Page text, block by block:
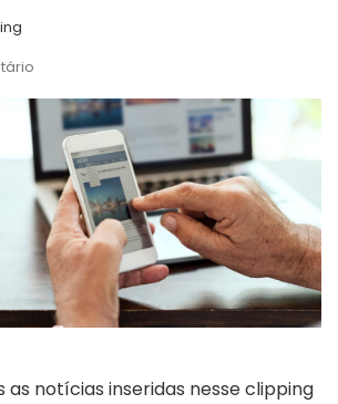
as notícias inseridas nesse clipping